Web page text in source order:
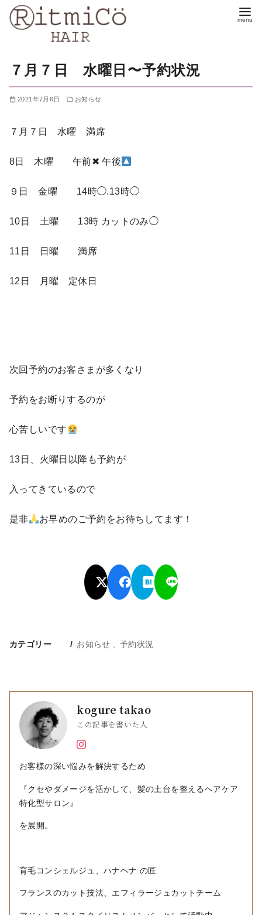
７月７日 水曜日〜予約状況
2021年7月6日 お知らせ
７月７日 水曜 満席
8日 木曜 午前✖︎ 午後
９日 金曜 14時◯.13時◯
10日 土曜 13時 カットのみ◯
11日 日曜 満席
12日 月曜 定休日
次回予約のお客さまが多くなり
予約をお断りするのが
心苦しいです
13日、火曜日以降も予約が
入ってきているので
是非 お早めのご予約をお待ちしてます！
カテゴリー お知らせ 予約状況
kogure takao
この記事を書いた人
お客様の深い悩みを解決するため
『クセやダメージを活かして、髪の土台を整えるヘアケア
特化型サロン』
を展開。
育毛コンシェルジュ、ハナヘナ の匠
フランスのカット技法、エフィラージュカットチーム